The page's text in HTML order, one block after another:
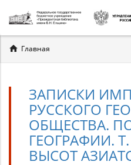
Вы
здесь
Главная
ЗАПИСКИ
РУССКОГО
ОБЩЕСТВА.
ГЕОГРАФИИ.
ВЫСОТ